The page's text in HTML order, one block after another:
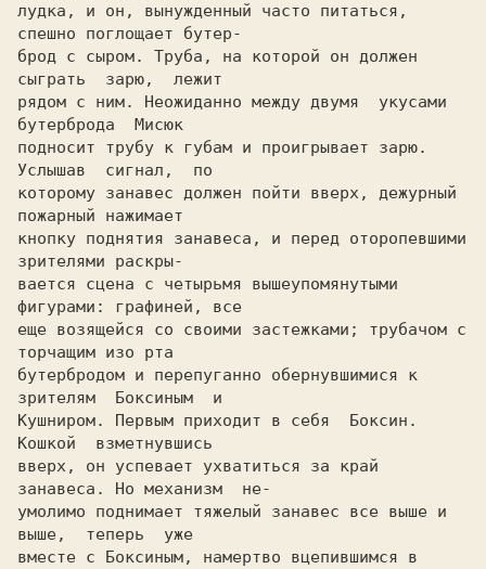
лудка, и он, вынужденный часто питаться,
спешно поглощает бутер-
брод с сыром. Труба, на которой он должен
сыграть  зарю,  лежит
рядом с ним. Hеожиданно между двумя  укусами
бутерброда  Мисюк
подносит трубу к губам и проигрывает зарю.
Услышав  сигнал,  по
которому занавес должен пойти вверх, дежурный
пожарный нажимает
кнопку поднятия занавеса, и перед оторопевшими
зрителями раскры-
вается сцена с четырьмя вышеупомянутыми
фигурами: графиней, все
еще возящейся со своими застежками; трубачом с
торчащим изо рта
бутербродом и перепуганно обернувшимися к
зрителям  Боксиным  и
Кушниром. Первым приходит в себя  Боксин.
Кошкой  взметнувшись
вверх, он успевает ухватиться за край
занавеса. Hо механизм  не-
умолимо поднимает тяжелый занавес все выше и
выше,  теперь  уже
вместе с Боксиным, намертво вцепившимся в